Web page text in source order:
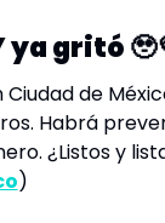
ya gritó 🥹
de
Habrá
)